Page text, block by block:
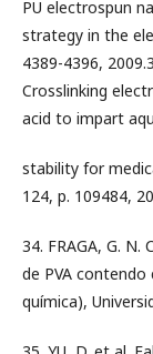
PU electrospun
strategy in the
4389-4396,
Crosslinking
acid to impart
stability for
124, p. 109484,
34. FRAGA, G.
de PVA
química),